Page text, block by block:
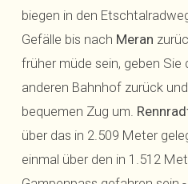
biegen in den
Gefälle bis nach Meran
früher müde sein, geben Sie
anderen Bahnhof zurück
bequemen Zug um.
über das in 2.509 Meter
einmal über den in 1.512